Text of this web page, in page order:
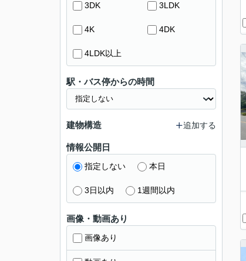
3DK 3LDK
4K 4DK
4LDK以上
駅・バス停からの時間
建物構造 追加する
情報公開日
指定しない 本日
3日以内 1週間以内
画像・動画あり
画像あり